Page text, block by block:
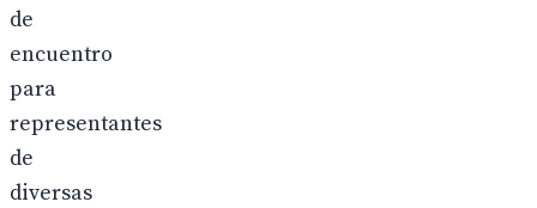
de
encuentro
para
representantes
de
diversas